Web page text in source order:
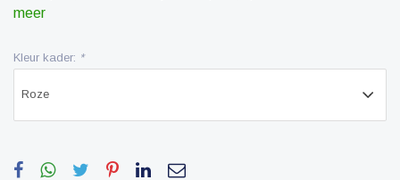
meer
Kleur kader: *